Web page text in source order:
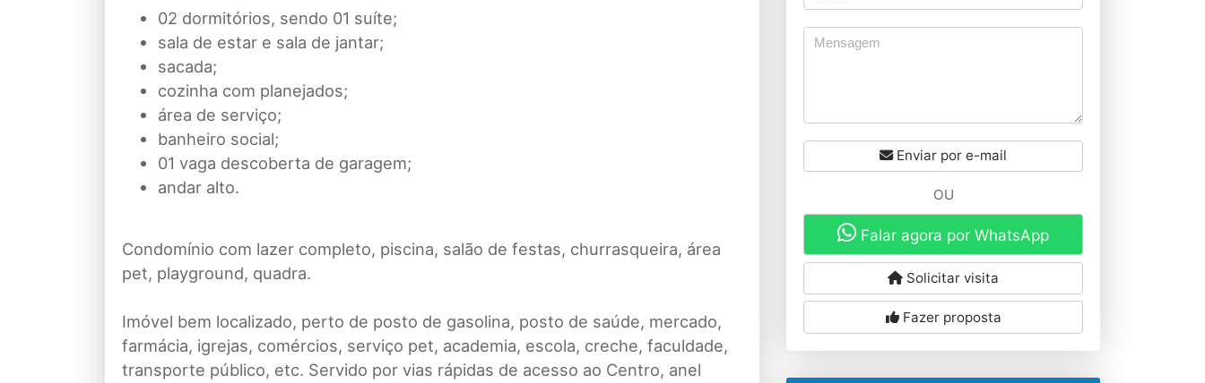
02 dormitórios, sendo 01 suíte;
sala de estar e sala de jantar;
sacada;
cozinha com planejados;
área de serviço;
banheiro social;
01 vaga descoberta de garagem;
andar alto.
Condomínio com lazer completo, piscina, salão de festas, churrasqueira, área
pet, playground, quadra.
Imóvel bem localizado, perto de posto de gasolina, posto de saúde, mercado,
farmácia, igrejas, comércios, serviço pet, academia, escola, creche, faculdade,
transporte público, etc. Servido por vias rápidas de acesso ao Centro, anel
Enviar por e-mail
OU
Falar agora por WhatsApp
Solicitar visita
Fazer proposta